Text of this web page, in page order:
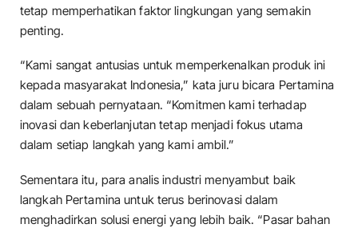
tetap memperhatikan faktor lingkungan yang semakin
penting.
“Kami sangat antusias untuk memperkenalkan produk ini
kepada masyarakat Indonesia,” kata juru bicara Pertamina
dalam sebuah pernyataan. “Komitmen kami terhadap
inovasi dan keberlanjutan tetap menjadi fokus utama
dalam setiap langkah yang kami ambil.”
Sementara itu, para analis industri menyambut baik
langkah Pertamina untuk terus berinovasi dalam
menghadirkan solusi energi yang lebih baik. “Pasar bahan